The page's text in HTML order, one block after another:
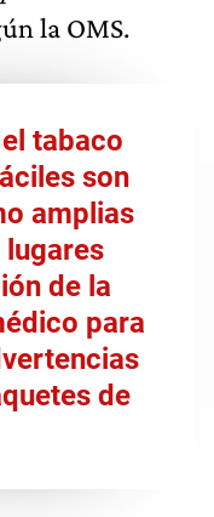
la OMS.
tabaco
son
amplias
de la
para
de